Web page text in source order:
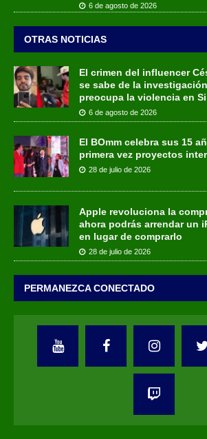
6 de agosto de 2026
OTRAS NOTICIAS
El crimen del influencer
se sabe de la
preocupa la violencia en
6 de agosto de 2026
El BOmm celebra sus 15
primera vez proyectos
28 de julio de 2026
Apple revoluciona la
ahora podrás arrendar un
en lugar de comprarlo
28 de julio de 2026
PERMANEZCA CONECTADO